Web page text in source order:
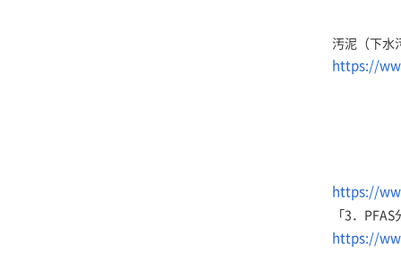
汚泥（下水
https://
https://
「3．
https://